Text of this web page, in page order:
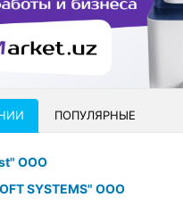
ПОПУЛЯРНЫЕ
ООО
SYSTEMS" ООО